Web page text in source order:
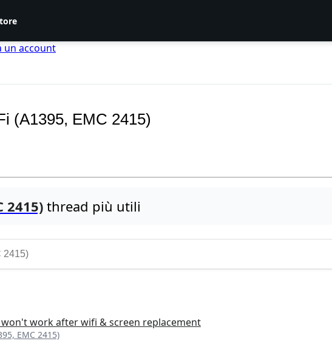
un account
(A1395, EMC 2415)
2415) thread più utili
work after wifi & screen replacement
EMC 2415)